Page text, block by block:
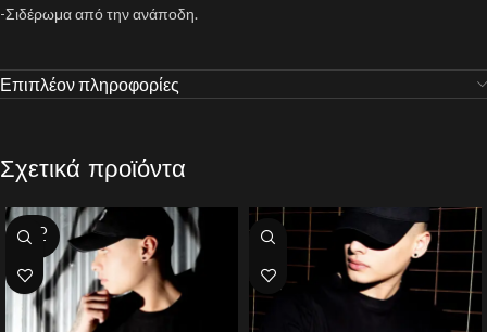
-Σιδέρωμα από την ανάποδη.
Επιπλέον πληροφορίες
Σχετικά προϊόντα
SOLD
OUT